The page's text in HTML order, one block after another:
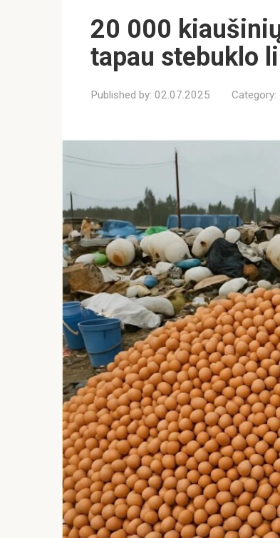
20 000
tapau stebuklo
Published by: 02.07.2025 Category: